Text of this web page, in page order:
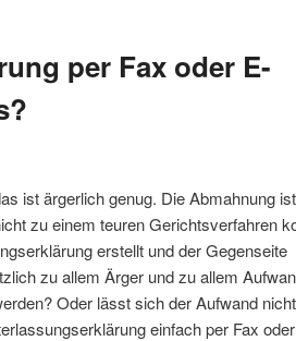
per Fax oder E-
ist ärgerlich genug. Die Abmahnung
zu einem teuren Gerichtsverfahren
erstellt und der Gegenseite
zu allem Ärger und zu allem
Oder lässt sich der Aufwand nicht
einfach per Fax